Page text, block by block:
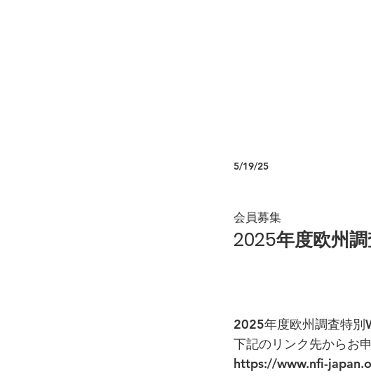
5/19/25
会員募集
2025年度欧州
2025年度欧州調査特別
下記のリンク先からお
https://www.nfi-